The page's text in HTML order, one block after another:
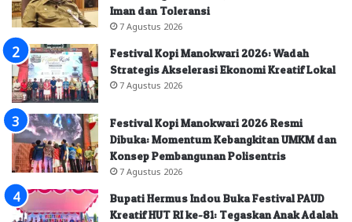
Iman dan Toleransi
7 Agustus 2026
Festival Kopi Manokwari 2026: Wadah
Strategis Akselerasi Ekonomi Kreatif Lokal
7 Agustus 2026
Festival Kopi Manokwari 2026 Resmi
Dibuka: Momentum Kebangkitan UMKM dan
Konsep Pembangunan Polisentris
7 Agustus 2026
Bupati Hermus Indou Buka Festival PAUD
Kreatif HUT RI ke-81: Tegaskan Anak Adalah